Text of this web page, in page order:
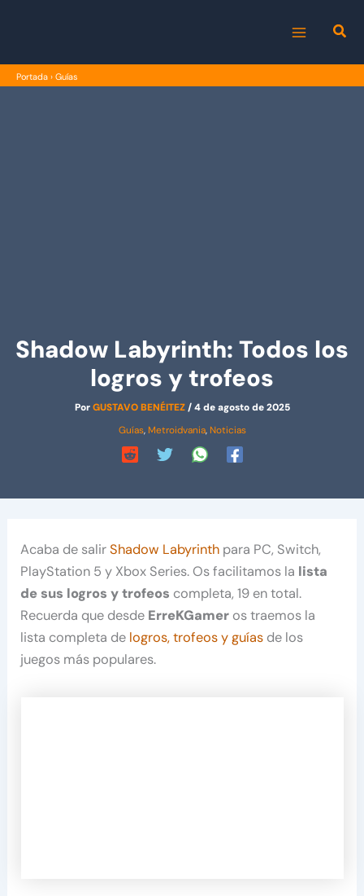
MENU
Portada › Guías
Shadow Labyrinth: Todos los
logros y trofeos
PorGUSTAVO BENÉITEZ/4 de agosto de 2025
Guías, Metroidvania, Noticias
Acaba de salirShadow Labyrinth para PC, Switch,
PlayStation 5 y Xbox Series. Os facilitamos la lista
de sus logros y trofeos completa, 19 en total.
Recuerda que desde ErreKGamer os traemos la
lista completa de logros, trofeos y guías de los
juegos más populares.